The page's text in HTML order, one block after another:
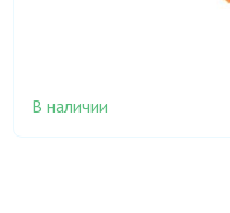
В наличии